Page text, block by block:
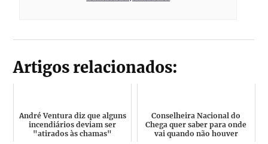
Artigos relacionados:
André Ventura diz que alguns
incendiários deviam ser
"atirados às chamas"
Conselheira Nacional do
Chega quer saber para onde
vai quando não houver